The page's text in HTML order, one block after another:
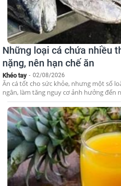
Những loại cá chứa nhiều
nặng, nên hạn chế ăn
Khéo tay - 02/08/2026
Ăn cá tốt cho sức khỏe, nhưng một số
ngân, làm tăng nguy cơ ảnh hưởng đến